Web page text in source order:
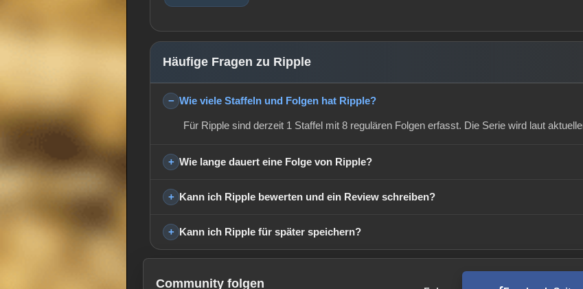
Häufige Fragen zu Ripple
Wie viele Staffeln und Folgen hat Ripple?
Für Ripple sind derzeit 1 Staffel mit 8 regulären Folgen erfasst. Die Serie wird laut
Wie lange dauert eine Folge von Ripple?
Kann ich Ripple bewerten und ein Review schreiben?
Kann ich Ripple für später speichern?
Community folgen